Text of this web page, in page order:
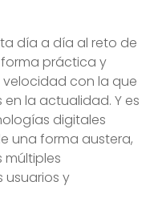
día a día al reto de
práctica y
con la que
la actualidad. Y es
digitales
una forma austera,
usuarios y